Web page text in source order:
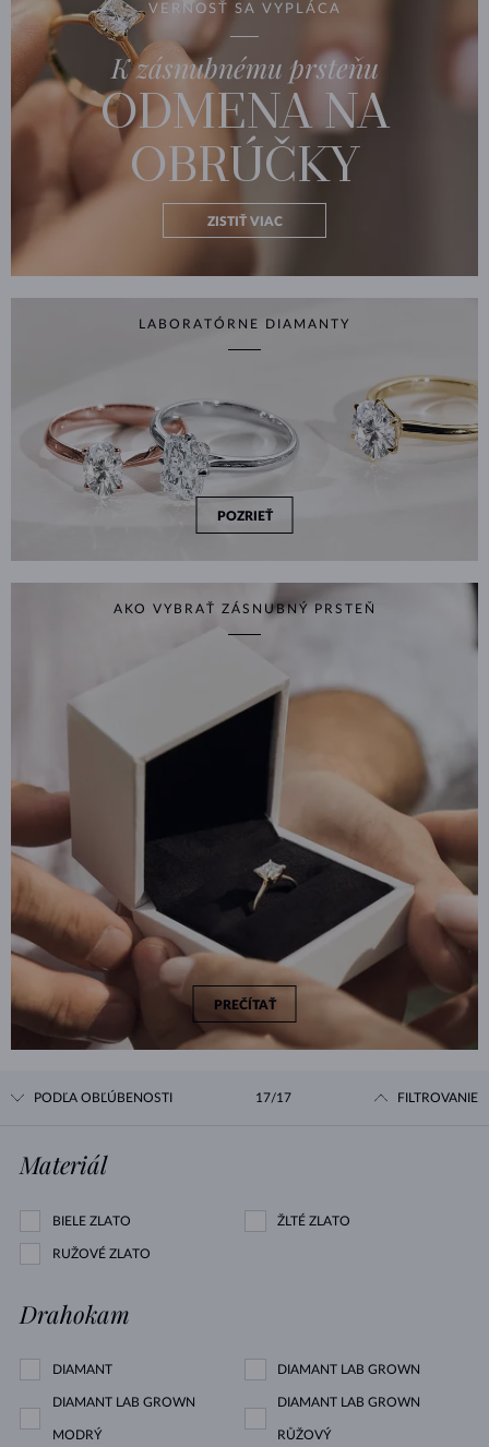
VERNOSŤ SA VYPLÁCA
K zásnubnému prsteňu
ODMENA NA
OBRÚČKY
ZISTIŤ VIAC
LABORATÓRNE DIAMANTY
POZRIEŤ
AKO VYBRAŤ ZÁSNUBNÝ PRSTEŇ
PREČÍTAŤ
PODĽA OBĽÚBENOSTI 17/17 FILTROVANIE
Materiál
BIELE ZLATO ŽLTÉ ZLATO
RUŽOVÉ ZLATO
Drahokam
DIAMANT DIAMANT LAB GROWN
DIAMANT LAB GROWN
MODRÝ
DIAMANT LAB GROWN
RŮŽOVÝ